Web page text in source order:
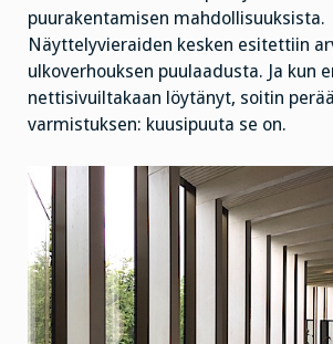
puurakentamisen mahdollisuuksista.
Näyttelyvieraiden kesken esitettiin
ulkoverhouksen puulaadusta. Ja kun
nettisivuiltakaan löytänyt, soitin
varmistuksen: kuusipuuta se on.